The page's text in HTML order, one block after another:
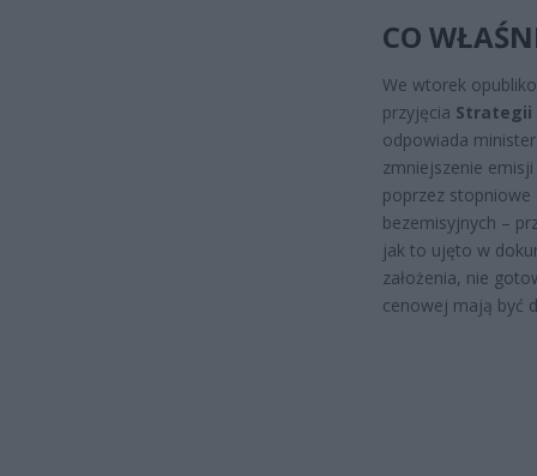
CO
We wtorek
przyjęcia Strategii
odpowiada
zmniejszenie
poprzez stopniowe
bezemisyjnych –
jak to ujęto w
założenia, nie
cenowej mają być